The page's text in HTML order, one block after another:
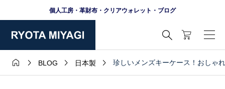
個人工房・革財布・クリアウォレット・ブログ

  BLOG  日本製  珍しいメンズキーケース！おしゃ